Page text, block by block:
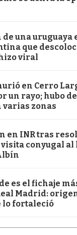
de una uruguaya
que
viral
en Cerro
un rayo; hubo
varias zonas
en INR tras
visita conyugal
es el fichaje
Madrid:
lo fortaleció